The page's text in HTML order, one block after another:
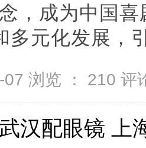
念，成为中国
多元化发展，
浏览 ： 210 评
汉配眼镜 上